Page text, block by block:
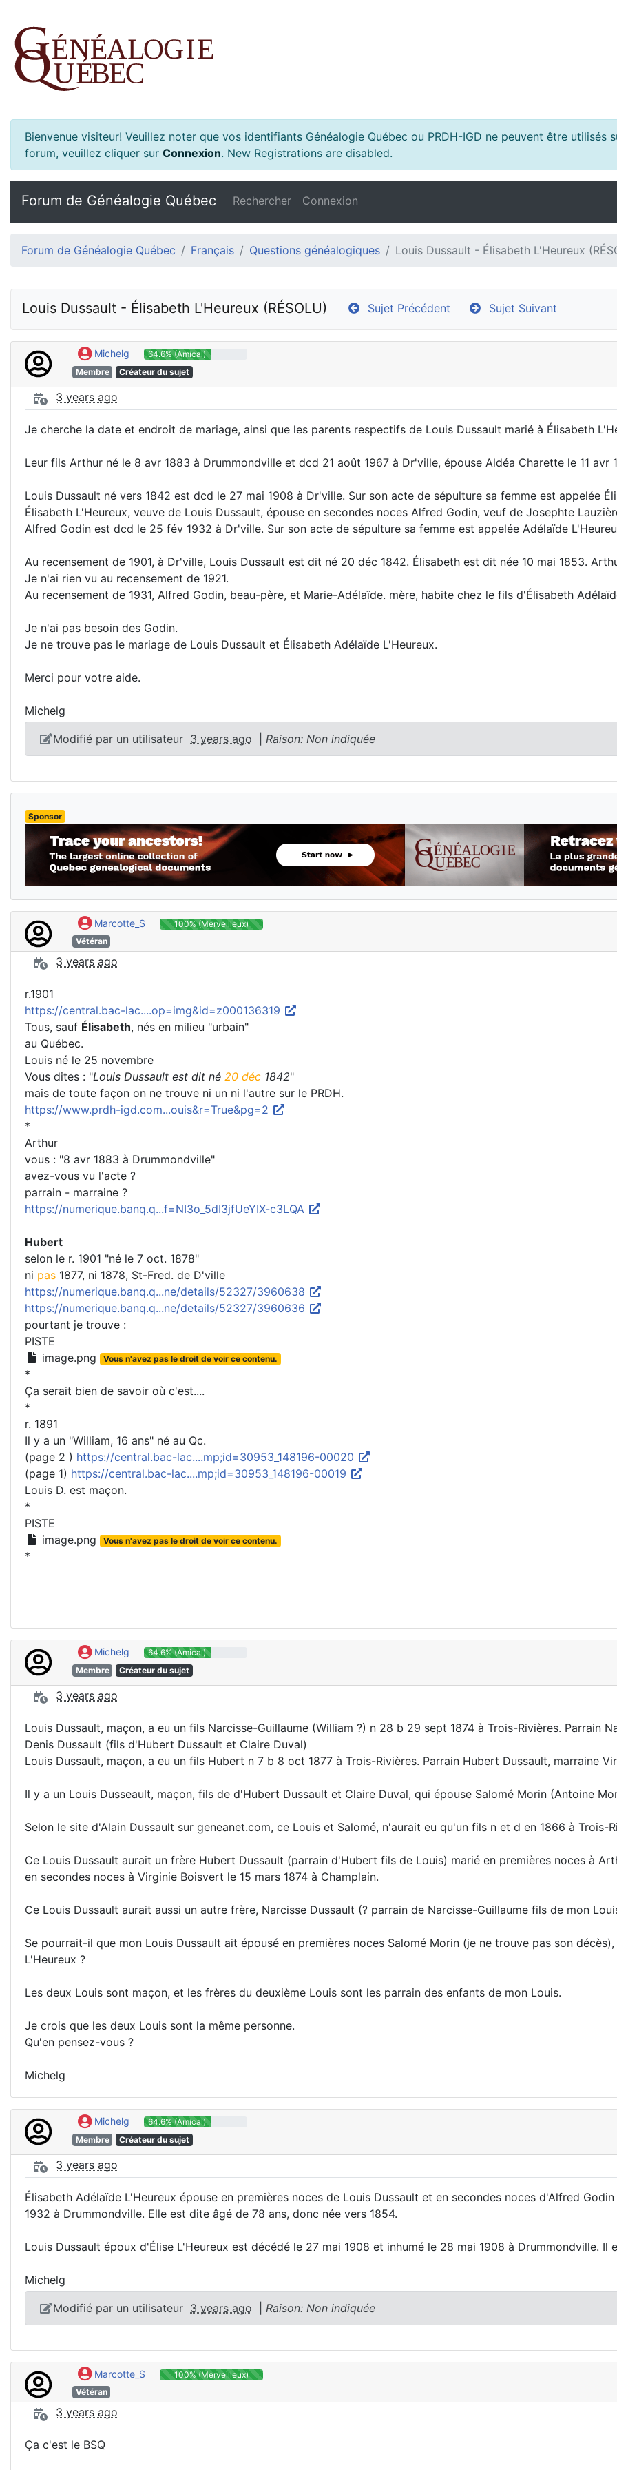
Bienvenue visiteur! Veuillez noter que vos identifiants Généalogie Québec ou PRDH-IGD ne peuvent être
forum, veuillez cliquer sur Connexion. New Registrations are disabled.
Forum de Généalogie Québec Rechercher Connexion
Forum de Généalogie Québec Français Questions généalogiques Louis Dussault - Élisabeth L'Heureux
Louis Dussault - Élisabeth L'Heureux (RÉSOLU) Sujet Précédent Sujet Suivant
Michelg
64.6% (Amical)
Membre
Créateur du sujet
3 years ago
Je cherche la date et endroit de mariage, ainsi que les parents respectifs de Louis Dussault marié à Élisabeth
Leur fils Arthur né le 8 avr 1883 à Drummondville et dcd 21 août 1967 à Dr'ville, épouse Aldéa Charette le 11 avr
Louis Dussault né vers 1842 est dcd le 27 mai 1908 à Dr'ville. Sur son acte de sépulture sa femme est appelée
Élisabeth L'Heureux, veuve de Louis Dussault, épouse en secondes noces Alfred Godin, veuf de Josephte
Alfred Godin est dcd le 25 fév 1932 à Dr'ville. Sur son acte de sépulture sa femme est appelée Adélaïde
Au recensement de 1901, à Dr'ville, Louis Dussault est dit né 20 déc 1842. Élisabeth est dit née 10 mai 1853.
Je n'ai rien vu au recensement de 1921.
Au recensement de 1931, Alfred Godin, beau-père, et Marie-Adélaïde. mère, habite chez le fils d'Élisabeth
Je n'ai pas besoin des Godin.
Je ne trouve pas le mariage de Louis Dussault et Élisabeth Adélaïde L'Heureux.
Merci pour votre aide.
Michelg
Modifié par un utilisateur 3 years ago Raison: Non indiquée
Sponsor
Marcotte_S
100% (Merveilleux)
Vétéran
3 years ago
r.1901
https://central.bac-lac....op=img&id=z000136319
Tous, sauf Élisabeth, nés en milieu "urbain"
au Québec.
Louis né le 25 novembre
Vous dites : "Louis Dussault est dit né 20 déc 1842"
mais de toute façon on ne trouve ni un ni l'autre sur le PRDH.
https://www.prdh-igd.com...ouis&r=True&pg=2
*
Arthur
vous : "8 avr 1883 à Drummondville"
avez-vous vu l'acte ?
parrain - marraine ?
https://numerique.banq.q...f=NI3o_5dI3jfUeYIX-c3LQA
Hubert
selon le r. 1901 "né le 7 oct. 1878"
ni pas 1877, ni 1878, St-Fred. de D'ville
https://numerique.banq.q...ne/details/52327/3960638
https://numerique.banq.q...ne/details/52327/3960636
pourtant je trouve :
PISTE
image.png
Vous n'avez pas le droit de voir ce contenu.
*
Ça serait bien de savoir où c'est....
*
r. 1891
Il y a un "William, 16 ans" né au Qc.
(page 2 ) https://central.bac-lac....mp;id=30953_148196-00020
(page 1) https://central.bac-lac....mp;id=30953_148196-00019
Louis D. est maçon.
*
PISTE
image.png
Vous n'avez pas le droit de voir ce contenu.
*
Michelg
64.6% (Amical)
Membre
Créateur du sujet
3 years ago
Louis Dussault, maçon, a eu un fils Narcisse-Guillaume (William ?) n 28 b 29 sept 1874 à Trois-Rivières. Parrain
Denis Dussault (fils d'Hubert Dussault et Claire Duval)
Louis Dussault, maçon, a eu un fils Hubert n 7 b 8 oct 1877 à Trois-Rivières. Parrain Hubert Dussault, marraine
Il y a un Louis Dusseault, maçon, fils de d'Hubert Dussault et Claire Duval, qui épouse Salomé Morin (Antoine
Selon le site d'Alain Dussault sur geneanet.com, ce Louis et Salomé, n'aurait eu qu'un fils n et d en 1866 à Trois-
Ce Louis Dussault aurait un frère Hubert Dussault (parrain d'Hubert fils de Louis) marié en premières noces à
en secondes noces à Virginie Boisvert le 15 mars 1874 à Champlain.
Ce Louis Dussault aurait aussi un autre frère, Narcisse Dussault (? parrain de Narcisse-Guillaume fils de mon
Se pourrait-il que mon Louis Dussault ait épousé en premières noces Salomé Morin (je ne trouve pas son
L'Heureux ?
Les deux Louis sont maçon, et les frères du deuxième Louis sont les parrain des enfants de mon Louis.
Je crois que les deux Louis sont la même personne.
Qu'en pensez-vous ?
Michelg
Michelg
64.6% (Amical)
Membre
Créateur du sujet
3 years ago
Élisabeth Adélaïde L'Heureux épouse en premières noces de Louis Dussault et en secondes noces d'Alfred
1932 à Drummondville. Elle est dite âgé de 78 ans, donc née vers 1854.
Louis Dussault époux d'Élise L'Heureux est décédé le 27 mai 1908 et inhumé le 28 mai 1908 à Drummondville.
Michelg
Modifié par un utilisateur 3 years ago Raison: Non indiquée
Marcotte_S
100% (Merveilleux)
Vétéran
3 years ago
Ça c'est le BSQ